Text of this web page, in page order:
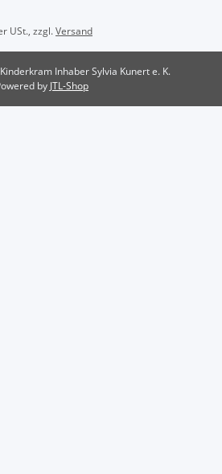
USt., zzgl.Versand
Inhaber Sylvia Kunert e. K.
by JTL-Shop